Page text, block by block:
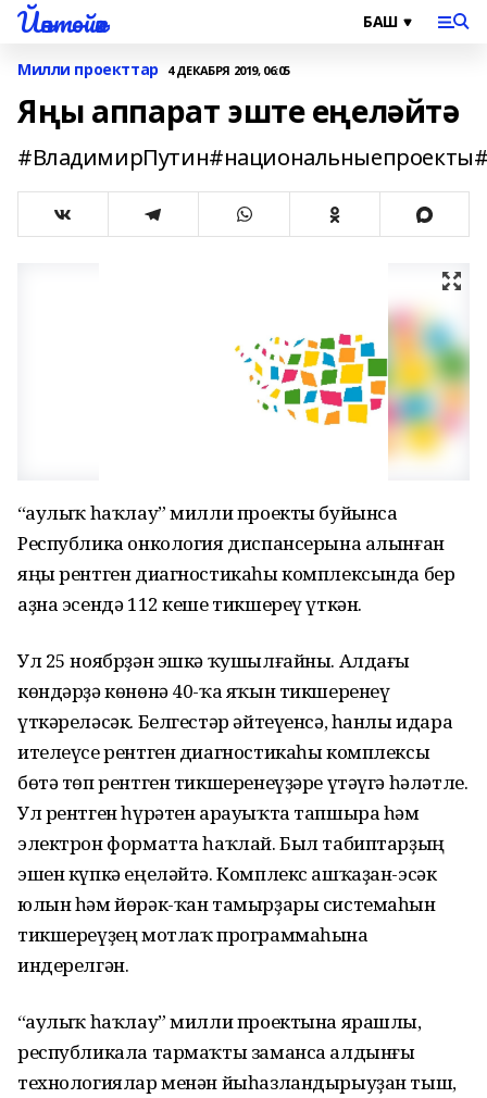
Йәнтөйәк
Милли проекттар 4 ДЕКАБРЯ 2019, 06:05
Яңы аппарат эште еңеләйтә
“Һаулыҡ һаҡлау” милли проекты буйынса
Республика онкология диспансерына алынған
яңы рентген диагностикаһы комплексында бер
аҙна эсендә 112 кеше тикшереү үткән.
Ул 25 ноябрҙән эшкә ҡушылғайны. Алдағы
көндәрҙә көнөнә 40-ҡа яҡын тикшеренеү
үткәреләсәк. Белгестәр әйтеүенсә, һанлы идара
ителеүсе рентген диагностикаһы комплексы
бөтә төп рентген тикшеренеүҙәре үтәүгә һәләтле.
Ул рентген һүрәтен арауыҡта тапшыра һәм
электрон форматта һаҡлай. Был табиптарҙың
эшен күпкә еңеләйтә. Комплекс ашҡаҙан-эсәк
юлын һәм йөрәк-ҡан тамырҙары системаһын
тикшереүҙең мотлаҡ программаһына
индерелгән.
“Һаулыҡ һаҡлау” милли проектына ярашлы,
республикала тармаҡты заманса алдынғы
технологиялар менән йыһазландырыуҙан тыш,